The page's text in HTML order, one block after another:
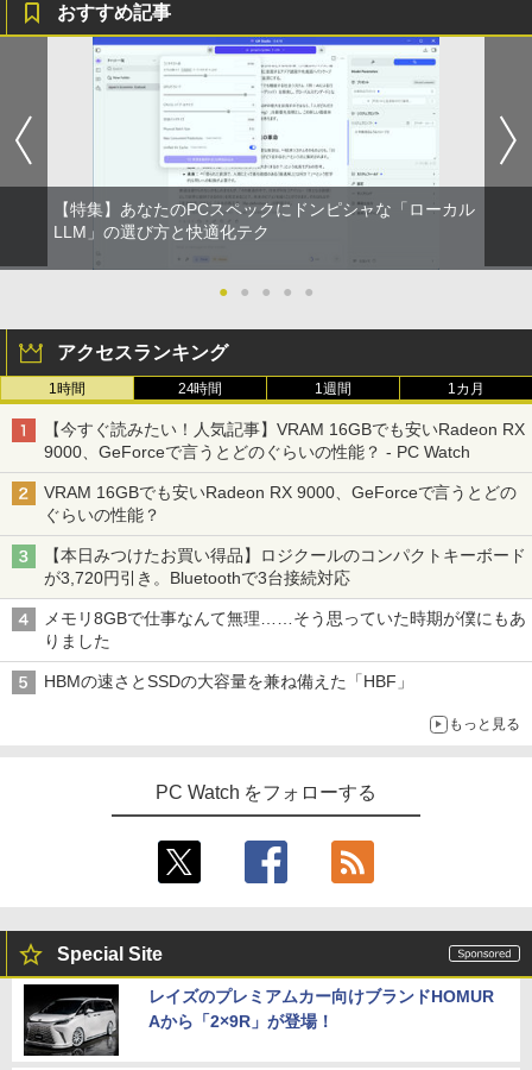
On My Road (Stadium ver.)
￥250
BUGS LIFE
￥250
by Amazon 炭酸水 ラベルレス 500ml ×24本
強炭酸水 ペットボトル 500ミリリットル (Sm
art Basic)
￥1,625
【Amazon.co.jp限定】 伊藤園 磨かれて、澄
みきった日本の水 2L 8本 ラベルレス [ ケース
] [ 水 ] [ ペットボトル ] [ 箱買い ] [ ストック
] [ 水分補給 ]
HUNTER×HUNTER モノクロ版 39 (ジャンプ
コミックスDIGITAL)
￥572
スーパーの裏でヤニ吸うふたり 9巻 (デジタル
版ビッグガンガンコミックス)
￥810
おすすめ記事
【特集】あなたのPCスペックにドンピシャな「ローカル
LLM」の選び方と快適化テク
● ● ● ● ●
アクセスランキング
1時間 24時間 1週間 1カ月
【今すぐ読みたい！人気記事】VRAM 16GBでも安いRadeon RX
9000、GeForceで言うとどのぐらいの性能？ - PC Watch
VRAM 16GBでも安いRadeon RX 9000、GeForceで言うとどの
ぐらいの性能？
【本日みつけたお買い得品】ロジクールのコンパクトキーボード
が3,720円引き。Bluetoothで3台接続対応
メモリ8GBで仕事なんて無理……そう思っていた時期が僕にもあ
りました
HBMの速さとSSDの大容量を兼ね備えた「HBF」
もっと見る
PC Watch をフォローする
Special Site
レイズのプレミアムカー向けブランドHOMUR
Aから「2×9R」が登場！